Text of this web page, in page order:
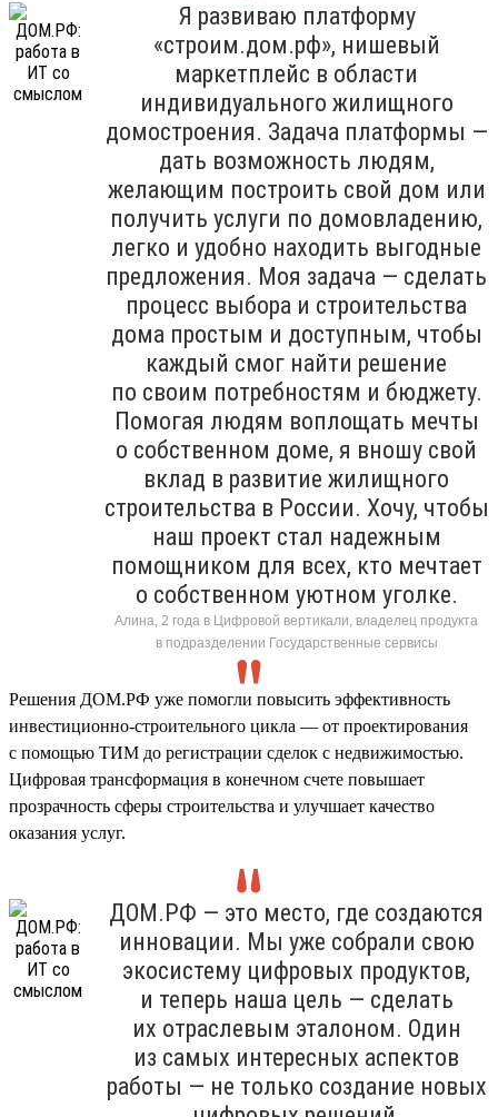
Я развиваю платформу
«строим.дом.рф», нишевый
маркетплейс в области
индивидуального жилищного
домостроения. Задача платформы —
дать возможность людям,
желающим построить свой дом или
получить услуги по домовладению,
легко и удобно находить выгодные
предложения. Моя задача — сделать
процесс выбора и строительства
дома простым и доступным, чтобы
каждый смог найти решение
по своим потребностям и бюджету.
Помогая людям воплощать мечты
о собственном доме, я вношу свой
вклад в развитие жилищного
строительства в России. Хочу, чтобы
наш проект стал надежным
помощником для всех, кто мечтает
о собственном уютном уголке.
Алина, 2 года в Цифровой вертикали, владелец продукта
в подразделении Государственные сервисы
Решения ДОМ.РФ уже помогли повысить эффективность
инвестиционно-строительного цикла — от проектирования
с помощью ТИМ до регистрации сделок с недвижимостью.
Цифровая трансформация в конечном счете повышает
прозрачность сферы строительства и улучшает качество
оказания услуг.
ДОМ.РФ — это место, где создаются
инновации. Мы уже собрали свою
экосистему цифровых продуктов,
и теперь наша цель — сделать
их отраслевым эталоном. Один
из самых интересных аспектов
работы — не только создание новых